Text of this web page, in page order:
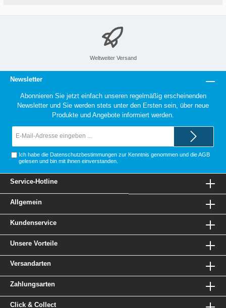
Weltweiter Versand
Newsletter
Abonnieren Sie jetzt einfach unseren regelmäßig erscheinenden
Newsletter und Sie werden stets unter den Ersten sein, über neue
Produkte und Angebote informiert werden.
Ich habe die Datenschutzbestimmungen zur Kenntnis genommen und dieAGB
gelesen und bin mit ihnen einverstanden.
Service-Hotline
Allgemein
Kundenservice
Unsere Vorteile
Versandarten
Zahlungsarten
Click & Collect